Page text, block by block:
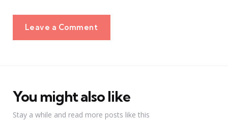
Leave a Comment
You might also like
Stay a while and read more posts like this